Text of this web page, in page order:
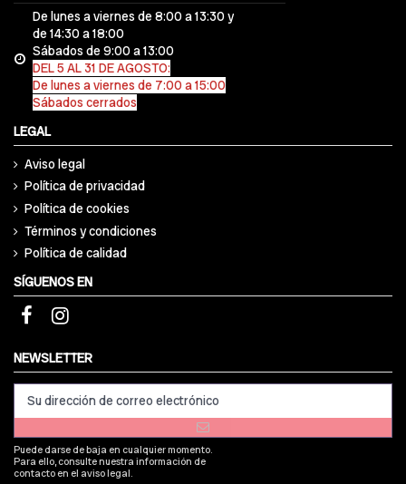
De lunes a viernes de 8:00 a 13:30 y
de 14:30 a 18:00
Sábados de 9:00 a 13:00
DEL 5 AL 31 DE AGOSTO:
De lunes a viernes de 7:00 a 15:00
Sábados cerrados
LEGAL
Aviso legal
Política de privacidad
Política de cookies
Términos y condiciones
Política de calidad
SÍGUENOS EN
NEWSLETTER
Puede darse de baja en cualquier momento.
Para ello, consulte nuestra información de
contacto en el aviso legal.